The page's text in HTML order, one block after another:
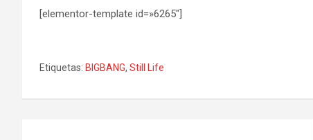
[elementor-template id=»6265″]
Etiquetas: BIGBANG, Still Life